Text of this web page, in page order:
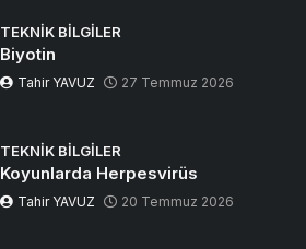
TEKNIK BILGILER
Biyotin
Tahir YAVUZ 27 Temmuz 2026
TEKNIK BILGILER
Koyunlarda Herpesvirüs
Tahir YAVUZ 20 Temmuz 2026